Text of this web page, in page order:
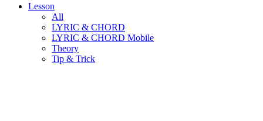
Lesson
All
LYRIC & CHORD
LYRIC & CHORD Mobile
Theory
Tip & Trick